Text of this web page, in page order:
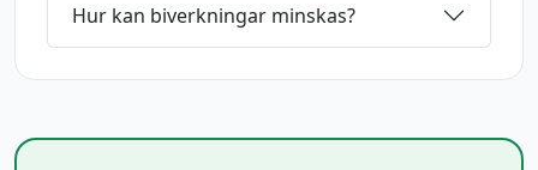
Hur kan biverkningar minskas?